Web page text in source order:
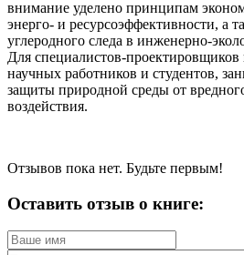
внимание уделено принципам
энерго- и ресурсоэффективности, а
углеродного следа в инженерно-
Для специалистов-проектировщиков
научных работников и студентов,
защиты природной среды от
воздействия.
Отзывов пока нет. Будьте первым!
Оставить отзыв о книге: